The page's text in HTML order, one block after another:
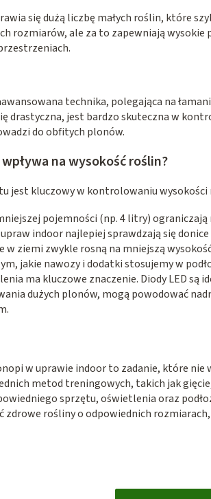
się dużą liczbę małych roślin, które
rozmiarów, ale za to zapewniają
technika, polegająca na
drastyczna, jest bardzo skuteczna w
do obfitych plonów.
na wysokość roślin?
jest kluczowy w kontrolowaniu
pojemności (np. 4 litry)
indoor najlepiej sprawdzają się
w ziemi zwykle rosną na mniejszą
jakie nawozy i dodatki stosujemy w
ma kluczowe znaczenie. Diody LED
dużych plonów, mogą powodować
w uprawie indoor to zadanie, które
metod treningowych, takich jak
sprzętu, oświetlenia oraz
zdrowe rośliny o odpowiednich